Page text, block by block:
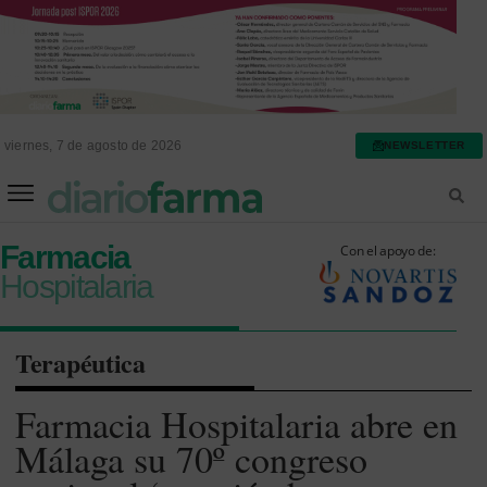
viernes, 7 de agosto de 2026 NEWSLETTER
Farmacia
Hospitalaria
Con el apoyo de:
Terapéutica
Farmacia Hospitalaria abre en
Málaga su 70º congreso